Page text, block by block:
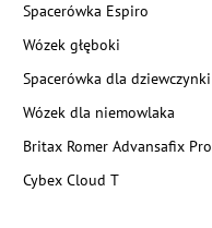
Spacerówka Espiro
Wózek głęboki
Spacerówka dla dziewczynki
Wózek dla niemowlaka
Britax Romer Advansafix Pro
Cybex Cloud T